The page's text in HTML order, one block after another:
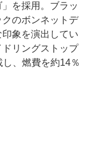
を採用。ブラッ
のボンネットデ
象を演出してい
リングストップ
、燃費を約14％